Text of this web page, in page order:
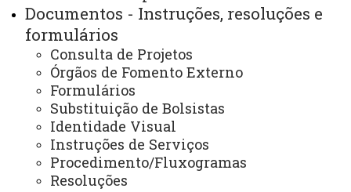
Documentos - Instruções, resoluções e
formulários
Consulta de Projetos
Órgãos de Fomento Externo
Formulários
Substituição de Bolsistas
Identidade Visual
Instruções de Serviços
Procedimento/Fluxogramas
Resoluções
ATUALIZAÇÃO MAIS RECENTE: 28 DE ABRIL DE
2026
ACESSOS: 104
Você está aqui:Unioeste
Destaques/Informações
Editais Internos
EDITAL N° 028/2026 - PROEX - RESULTADO DO
PROCESSO SELETIVO DE BOLSISTA PARA ATUAR NO
PROGRAMA DE FOMENTO À EXTENSÃO
UNIVERSITÁRIA